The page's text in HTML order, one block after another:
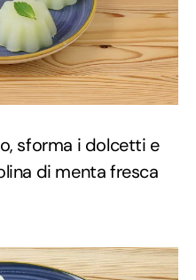
sforma i dolcetti e
di menta fresca